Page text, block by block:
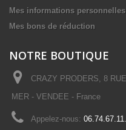
Mes informations personnelles
Mes bons de réduction
NOTRE BOUTIQUE
CRAZY PRODERS, 8
MER - VENDEE - France
Appelez-nous: